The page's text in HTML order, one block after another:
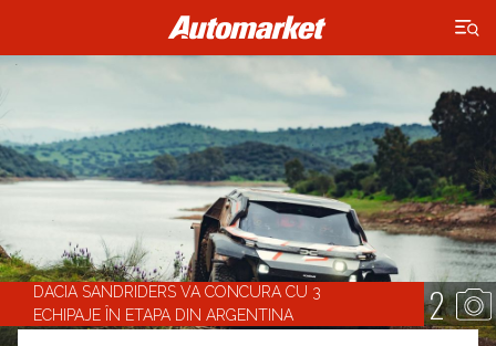
×
DACIA SANDRIDERS VA CONCURA CU 3
ECHIPAJE ÎN ETAPA DIN ARGENTINA
2